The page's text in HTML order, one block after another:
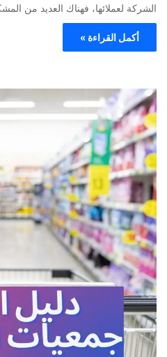
الشركة لعملائها، فهناك العديد من
أكمل القراءة »